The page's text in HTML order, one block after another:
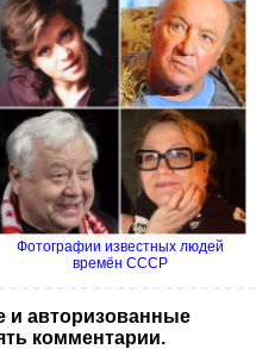
Фотографии известных людей
времён СССР
и авторизованные
комментарии.